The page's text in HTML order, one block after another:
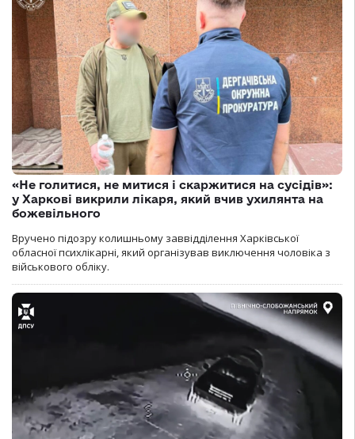
«Не голитися, не митися і скаржитися на сусідів»:
у Харкові викрили лікаря, який вчив ухилянта на
божевільного
Вручено підозру колишньому заввідділення Харківської
обласної психлікарні, який організував виключення чоловіка з
військового обліку.